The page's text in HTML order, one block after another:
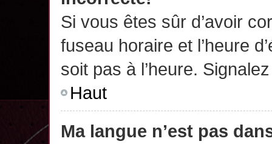
Si vous êtes sûr d’avoir
fuseau horaire et l’heure
soit pas à l’heure.
Haut
Ma langue n’est pas